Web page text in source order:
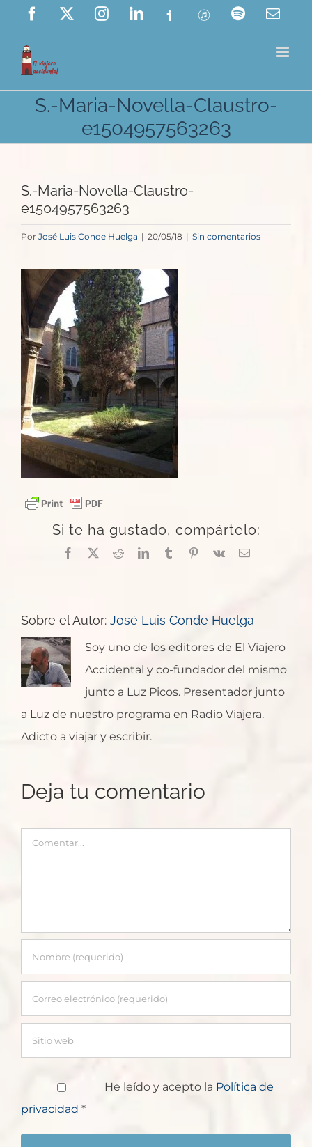
Saltar
contenido
Facebook InstagramLinkedIn
Ivoox ITunes Spotify
S.-Maria-Novella-Claustro-
e1504957563263
S.-Maria-Novella-Claustro-
e1504957563263
Por José Luis Conde Huelga | 20/05/18 | Sin comentarios
Si te ha gustado, compártelo:
Facebook
X RedditLinkedInTumblrPinterest
Vk
Correo
Sobre el Autor: José Luis Conde Huelga
Soy uno de los editores de El Viajero
Accidental y co-fundador del mismo
junto a Luz Picos. Presentador junto
a Luz de nuestro programa en Radio Viajera.
Adicto a viajar y escribir.
Deja tu comentario
Comentar
He leído y acepto la Política de
privacidad *